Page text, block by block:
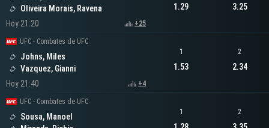
Oliveira Morais, Ravena
Hoy 21:20
+25
1.29 3.25
UFC - Combates de UFC
Johns, Miles
Vazquez, Gianni
Hoy 21:40
+4
1
1.53
2
2.34
UFC - Combates de UFC
Sousa, Manoel
1 2